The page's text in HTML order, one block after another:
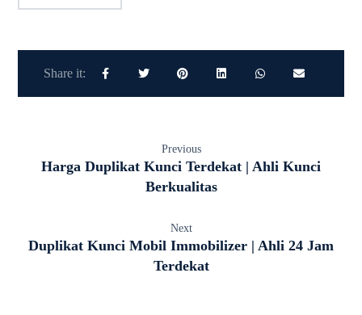
Previous
Harga Duplikat Kunci Terdekat | Ahli Kunci
Berkualitas
Next
Duplikat Kunci Mobil Immobilizer | Ahli 24 Jam
Terdekat